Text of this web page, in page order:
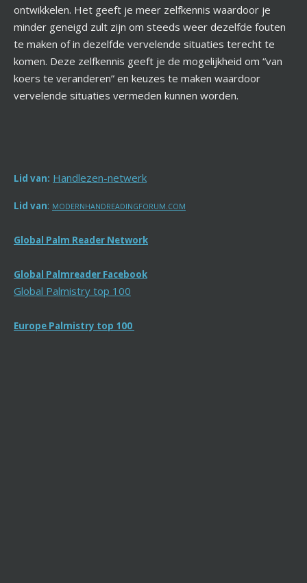
ontwikkelen. Het geeft je meer zelfkennis waardoor je
minder geneigd zult zijn om steeds weer dezelfde fouten
te maken of in dezelfde vervelende situaties terecht te
komen. Deze zelfkennis geeft je de mogelijkheid om “van
koers te veranderen” en keuzes te maken waardoor
vervelende situaties vermeden kunnen worden.
Lid van: Handlezen-netwerk
Lid van: MODERNHANDREADINGFORUM.COM
Global Palm Reader Network
Global Palmreader Facebook
Global Palmistry top 100
Europe Palmistry top 100